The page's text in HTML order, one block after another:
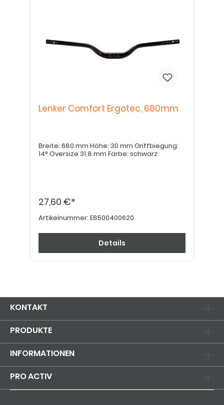
Lenker Comfort Ergotec, 680mm
Breite: 680 mm Höhe: 30 mm Griffbiegung:
14° Oversize 31,8 mm Farbe: schwarz
27,60 €*
Artikelnummer: E8500400620
Details
KONTAKT
PRODUKTE
INFORMATIONEN
PRO ACTIV